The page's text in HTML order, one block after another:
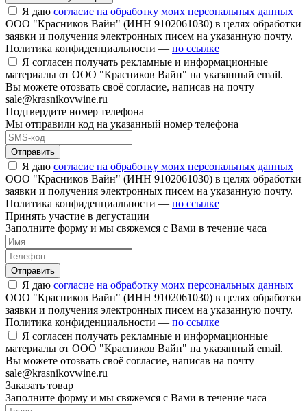
Я даю согласие на обработку моих персональных данных
ООО "Красников Вайн" (ИНН 9102061030) в целях обработки
заявки и получения электронных писем на указанную почту.
Политика конфиденциальности — по ссылке
Я согласен получать рекламные и информационные
материалы от ООО "Красников Вайн" на указанный email.
Вы можете отозвать своё согласие, написав на почту
sale@krasnikovwine.ru
Подтвердите номер телефона
Мы отправили код на указанный номер телефона
Отправить
Я даю согласие на обработку моих персональных данных
ООО "Красников Вайн" (ИНН 9102061030) в целях обработки
заявки и получения электронных писем на указанную почту.
Политика конфиденциальности — по ссылке
Принять участие в дегустации
Заполните форму и мы свяжемся с Вами в течение часа
Отправить
Я даю согласие на обработку моих персональных данных
ООО "Красников Вайн" (ИНН 9102061030) в целях обработки
заявки и получения электронных писем на указанную почту.
Политика конфиденциальности — по ссылке
Я согласен получать рекламные и информационные
материалы от ООО "Красников Вайн" на указанный email.
Вы можете отозвать своё согласие, написав на почту
sale@krasnikovwine.ru
Заказать товар
Заполните форму и мы свяжемся с Вами в течение часа